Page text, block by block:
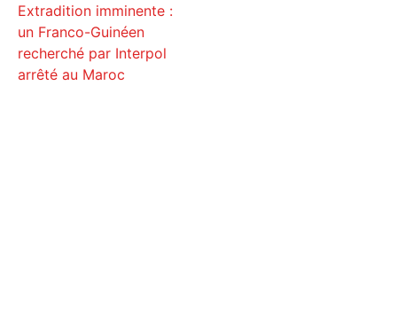
Extradition imminente :
un Franco-Guinéen
recherché par Interpol
arrêté au Maroc